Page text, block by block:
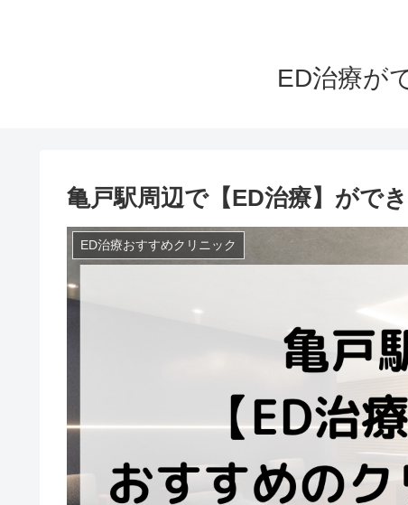
ED治療が
亀戸駅周辺で【ED治療】がで
ED治療おすすめクリニック